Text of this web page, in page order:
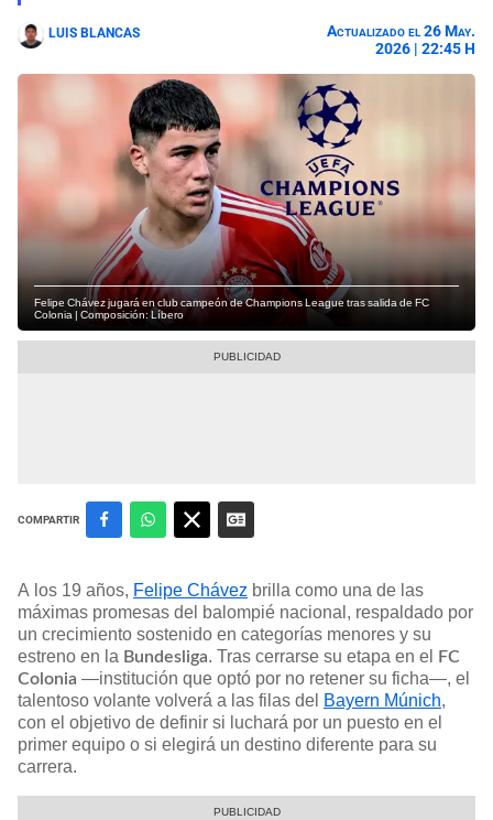
LUIS BLANCAS
Actualizado el 26 May.
2026 | 22:45 H
Felipe Chávez jugará en club campeón de Champions League tras salida de FC
Colonia | Composición: Líbero
COMPARTIR
A los 19 años, Felipe Chávez brilla como una de las
máximas promesas del balompié nacional, respaldado por
un crecimiento sostenido en categorías menores y su
estreno en la Bundesliga. Tras cerrarse su etapa en el FC
Colonia —institución que optó por no retener su ficha—, el
talentoso volante volverá a las filas del Bayern Múnich,
con el objetivo de definir si luchará por un puesto en el
primer equipo o si elegirá un destino diferente para su
carrera.